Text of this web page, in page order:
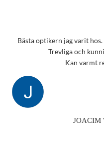
Bästa optikern jag varit
Trevliga och
Kan varmt
JOACIM